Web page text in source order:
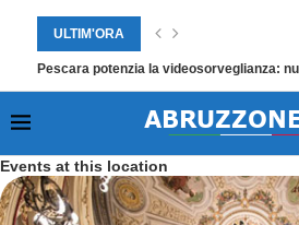
ULTIM'ORA
Pescara potenzia la videosorveglianza:
Events at this location